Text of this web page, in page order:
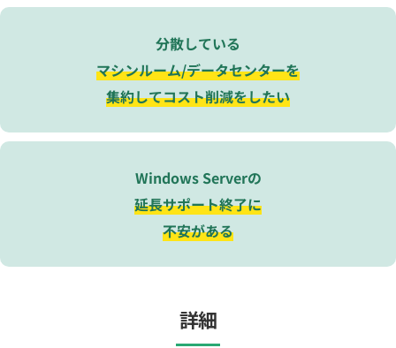
分散している
マシンルーム/データセンターを
集約してコスト削減をしたい
Windows Serverの
延長サポート終了に
不安がある
詳細